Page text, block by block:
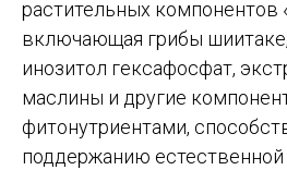
растительных компонентов
включающая грибы
инозитол гексафосфат,
маслины и другие
фитонутриентами,
поддержанию естественной